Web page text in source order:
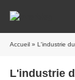
Accueil » L'industrie
L'industrie